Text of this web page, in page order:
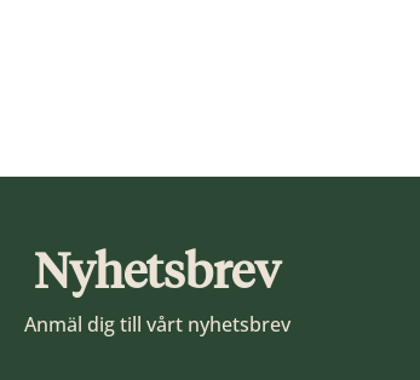
Nyhetsbrev
Anmäl dig till vårt nyhetsbrev